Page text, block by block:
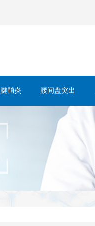
腱鞘炎 腰间盘突出